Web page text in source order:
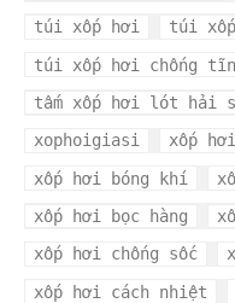
túi xốp hơi
túi
túi xốp hơi chống
tấm xốp hơi lót hải
xophoigiasi
xốp hơi
xốp hơi bóng khí
xốp hơi bọc hàng
xốp hơi chống sốc
xốp hơi cách nhiệt